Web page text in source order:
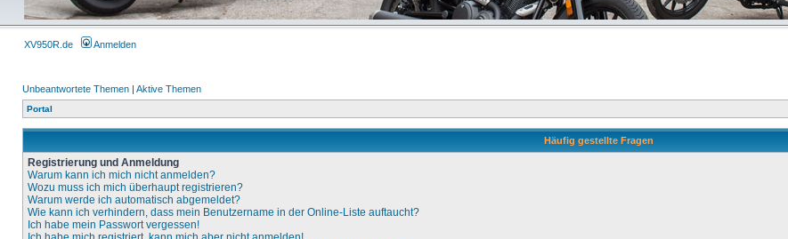
XV950R.de Anmelden
Unbeantwortete Themen | Aktive Themen
Portal
Häufig gestellte Fragen
Registrierung und Anmeldung
Warum kann ich mich nicht anmelden?
Wozu muss ich mich überhaupt registrieren?
Warum werde ich automatisch abgemeldet?
Wie kann ich verhindern, dass mein Benutzername in der Online-Liste auftaucht?
Ich habe mein Passwort vergessen!